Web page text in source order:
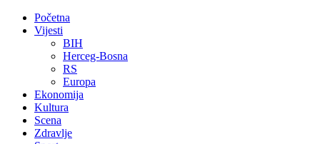
Početna
Vijesti
BIH
Herceg-Bosna
RS
Europa
Ekonomija
Kultura
Scena
Zdravlje